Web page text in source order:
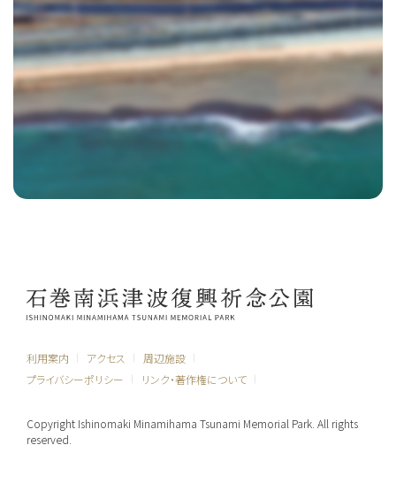
利用案内 アクセス
周辺施設
プライバシーポリシー
リンク・著作権について
Copyright Ishinomaki Minamihama Tsunami Memorial Park. All rights
reserved.